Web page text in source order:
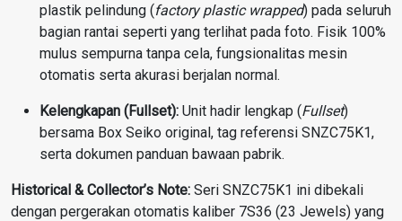
plastik pelindung (factory plastic wrapped) pada seluruh
bagian rantai seperti yang terlihat pada foto. Fisik 100%
mulus sempurna tanpa cela, fungsionalitas mesin
otomatis serta akurasi berjalan normal.
Kelengkapan (Fullset): Unit hadir lengkap (Fullset)
bersama Box Seiko original, tag referensi SNZC75K1,
serta dokumen panduan bawaan pabrik.
Historical & Collector’s Note: Seri SNZC75K1 ini dibekali
dengan pergerakan otomatis kaliber 7S36 (23 Jewels) yang